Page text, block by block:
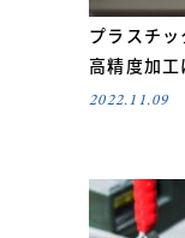
プラスチ
高精度加
2022.11.09